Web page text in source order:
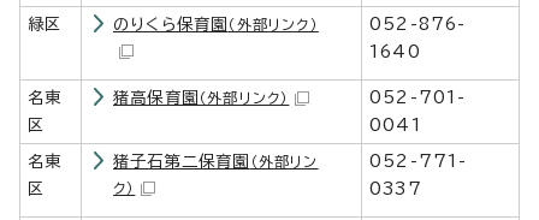
緑区 のりくら保育園 （外部リンク）
052-876-
1640
名東
区
猪高保育園 （外部リンク）
052-701-
0041
名東
区
猪子石第二保育園 （外部リン
ク）
052-771-
0337